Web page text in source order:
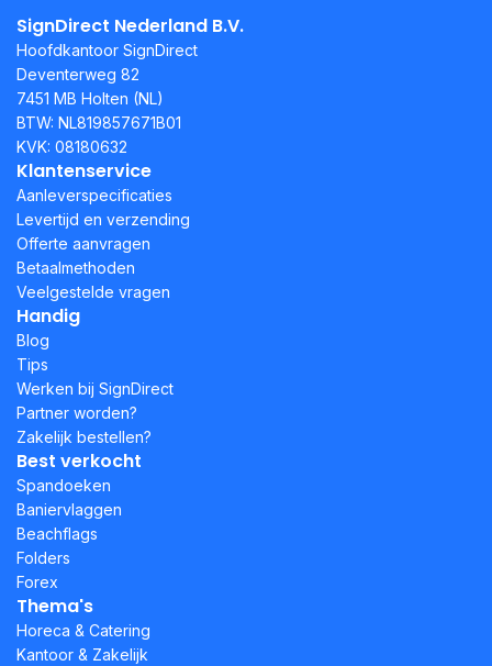
SignDirect Nederland B.V.
Hoofdkantoor SignDirect
Deventerweg 82
7451 MB Holten (NL)
BTW: NL819857671B01
KVK: 08180632
Klantenservice
Aanleverspecificaties
Levertijd en verzending
Offerte aanvragen
Betaalmethoden
Veelgestelde vragen
Handig
Blog
Tips
Werken bij SignDirect
Partner worden?
Zakelijk bestellen?
Best verkocht
Spandoeken
Baniervlaggen
Beachflags
Folders
Forex
Thema's
Horeca & Catering
Kantoor & Zakelijk